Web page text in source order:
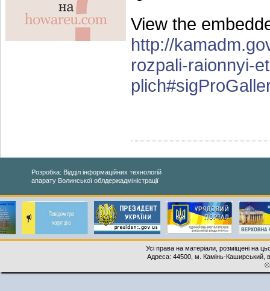
View the
http://
rozpali-raionnyi-
Розробка: Відділ інформаційних технологій
апарату Волинської облдержадміністрації
Усі права на матеріали, розміщені на
Адреса: 44500, м. Камінь-Каширський,
©